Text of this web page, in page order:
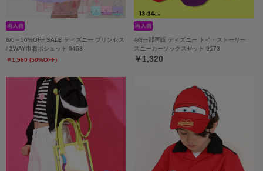
8/6～50%OFF SALE ディズニー プリンセス
/ 2WAY巾着ポシェット 9453
￥1,980 (50%OFF)
4/8一部再販 ディズニー トイ・ストーリー
スニーカーソックスセット 9173
￥1,320